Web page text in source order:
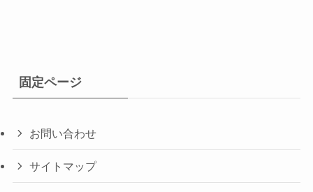
固定ページ
お問い合わせ
サイトマップ